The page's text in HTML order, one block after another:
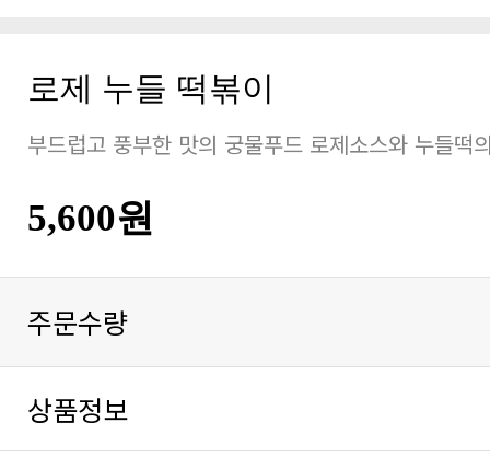
로제 누들 떡볶이
부드럽고 풍부한 맛의 궁물푸드 로제소스와 누들떡
5,600원
주문수량
상품정보